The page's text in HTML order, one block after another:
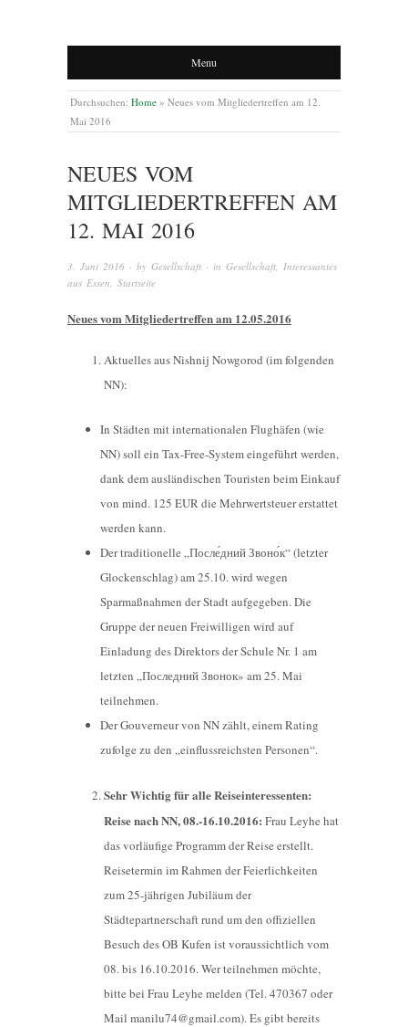
Menu
Durchsuchen: Home » Neues vom Mitgliedertreffen am 12.
Mai 2016
NEUES VOM
MITGLIEDERTREFFEN AM
12. MAI 2016
3. Juni 2016 · by Gesellschaft · in Gesellschaft, Interessantes
aus Essen, Startseite
Neues vom Mitgliedertreffen am 12.05.2016
Aktuelles aus Nishnij Nowgorod (im folgenden
NN):
In Städten mit internationalen Flughäfen (wie
NN) soll ein Tax-Free-System eingeführt werden,
dank dem ausländischen Touristen beim Einkauf
von mind. 125 EUR die Mehrwertsteuer erstattet
werden kann.
Der traditionelle „После́днийЗвоно́к“ (letzter
Glockenschlag) am 25.10. wird wegen
Sparmaßnahmen der Stadt aufgegeben. Die
Gruppe der neuen Freiwilligen wird auf
Einladung des Direktors der Schule Nr. 1 am
letzten „ПоследнийЗвонок» am 25. Mai
teilnehmen.
Der Gouverneur von NN zählt, einem Rating
zufolge zu den „einflussreichsten Personen“.
Sehr Wichtig für alle Reiseinteressenten:
Reise nach NN, 08.-16.10.2016:Frau Leyhe hat
das vorläufige Programm der Reise erstellt.
Reisetermin im Rahmen der Feierlichkeiten
zum 25-jährigen Jubiläum der
Städtepartnerschaft rund um den offiziellen
Besuch des OB Kufen ist voraussichtlich vom
08. bis 16.10.2016. Wer teilnehmen möchte,
bitte bei Frau Leyhe melden (Tel. 470367 oder
Mail manilu74@gmail.com). Es gibt bereits